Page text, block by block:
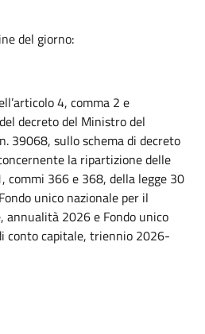
del giorno:
4, comma 2 e
decreto del Ministro del
39068, sullo schema di decreto
la ripartizione delle
commi 366 e 368, della legge 30
unico nazionale per il
2026 e Fondo unico
conto capitale, triennio 2026-